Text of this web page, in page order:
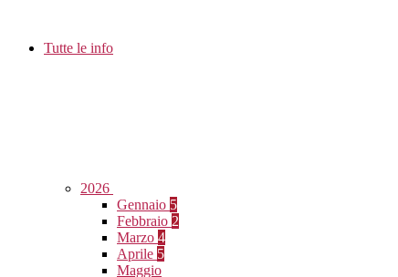
Tutte le info
2026
Gennaio 5
Febbraio 2
Marzo 4
Aprile 5
Maggio